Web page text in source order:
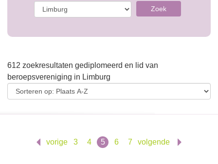
Zoek
612 zoekresultaten gediplomeerd en lid van
beroepsvereniging in Limburg
vorige 3 4 5 6 7 volgende